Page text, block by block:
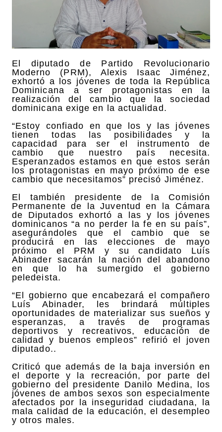
El diputado de Partido Revolucionario
Moderno (PRM), Alexis Isaac Jiménez,
exhortó a los jóvenes de toda la República
Dominicana a ser protagonistas en la
realización del cambio que la sociedad
dominicana exige en la actualidad.
“Estoy confiado en que los y las jóvenes
tienen todas las posibilidades y la
capacidad para ser el instrumento de
cambio que nuestro país necesita.
Esperanzados estamos en que estos serán
los protagonistas en mayo próximo de ese
cambio que necesitamos” precisó Jiménez.
El también presidente de la Comisión
Permanente de la Juventud en la Cámara
de Diputados exhortó a las y los jóvenes
dominicanos “a no perder la fe en su país”,
asegurándoles que el cambio que se
producirá en las elecciones de mayo
próximo el PRM y su candidato Luís
Abinader sacarán la nación del abandono
en que lo ha sumergido el gobierno
peledeista.
“El gobierno que encabezará el compañero
Luís Abinader, les brindará múltiples
oportunidades de materializar sus sueños y
esperanzas, a través de programas
deportivos y recreativos, educación de
calidad y buenos empleos” refirió el joven
diputado..
Criticó que además de la baja inversión en
el deporte y la recreación, por parte del
gobierno del presidente Danilo Medina, los
jóvenes de ambos sexos son especialmente
afectados por la inseguridad ciudadana, la
mala calidad de la educación, el desempleo
y otros males.